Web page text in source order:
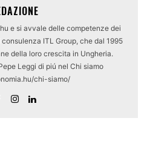
e si avvale delle competenze dei
ITL Group, che dal 1995
della loro crescita in Ungheria.
Leggi di piú nel Chi siamo
chi-siamo/